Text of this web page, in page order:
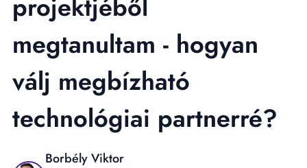
megtanultam - hogyan
válj megbízható
technológiai partnerré?
Borbély Viktor